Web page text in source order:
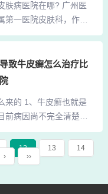
肝炎，尤其是阳转阴方
效。3、在太原的...
科而著称。2、中医，上
老中医，90多了吧。原
中医科主任，姓梁。你
3、烟台市毓璜顶医院同
，那里的医生们经验丰
够满足各种皮肤病的治
论是常见的...
肤病医院在哪? 广州医
第一医院皮肤科，作为
皮肤科专科医院，拥有
治各类皮肤疾病。 中山
纪念医院皮肤科，其皮
丰富的临床经验和先进
。广州空军458医院在皮
域享有较高声誉，位于
区东风东路801号。该医
国初期，是国家首批重
致牛皮癣怎么治疗比
来的 1、牛皮癣也就是
前病因尚不完全清楚，
上呼吸道感染有关。银
传倾向，出现银屑病
择正规医院规律治疗，
也不建议系统使用激
12 13
14
› ››